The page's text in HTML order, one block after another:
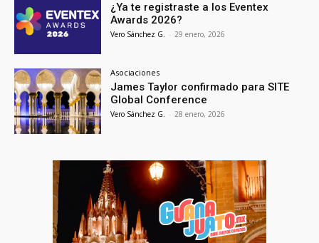
¿Ya te registraste a los Eventex
Awards 2026?
Vero Sánchez G. - 29 enero, 2026
Asociaciones
James Taylor confirmado para SITE
Global Conference
Vero Sánchez G. - 28 enero, 2026